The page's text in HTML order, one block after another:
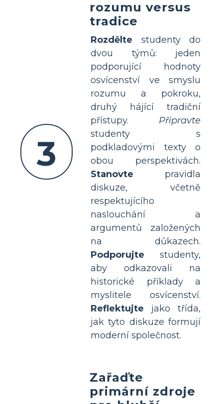
3
rozumu versus
tradice
Rozdělte studenty do
dvou týmů: jeden
podporující hodnoty
osvícenství ve smyslu
rozumu a pokroku,
druhý hájící tradiční
přístupy. Připravte
studenty s
podkladovými texty o
obou perspektivách.
Stanovte pravidla
diskuze, včetně
respektujícího
naslouchání a
argumentů založených
na důkazech.
Podporujte studenty,
aby odkazovali na
historické příklady a
myslitele osvícenství.
Reflektujte jako třída,
jak tyto diskuze formují
moderní společnost.
Zařaďte
primární zdroje